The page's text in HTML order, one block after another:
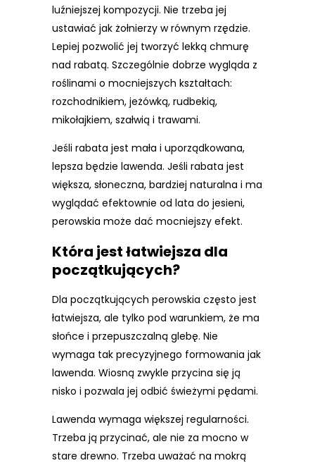
luźniejszej kompozycji. Nie trzeba jej
ustawiać jak żołnierzy w równym rzędzie.
Lepiej pozwolić jej tworzyć lekką chmurę
nad rabatą. Szczególnie dobrze wygląda z
roślinami o mocniejszych kształtach:
rozchodnikiem, jeżówką, rudbekią,
mikołajkiem, szałwią i trawami.
Jeśli rabata jest mała i uporządkowana,
lepsza będzie lawenda. Jeśli rabata jest
większa, słoneczna, bardziej naturalna i ma
wyglądać efektownie od lata do jesieni,
perowskia może dać mocniejszy efekt.
Która jest łatwiejsza dla
początkujących?
Dla początkujących perowskia często jest
łatwiejsza, ale tylko pod warunkiem, że ma
słońce i przepuszczalną glebę. Nie
wymaga tak precyzyjnego formowania jak
lawenda. Wiosną zwykle przycina się ją
nisko i pozwala jej odbić świeżymi pędami.
Lawenda wymaga większej regularności.
Trzeba ją przycinać, ale nie za mocno w
stare drewno. Trzeba uważać na mokrą